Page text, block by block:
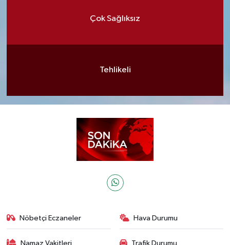
Çok Sağlıksız
Tehlikeli
Nöbetçi Eczaneler Hava Durumu
Namaz Vakitleri Trafik Durumu